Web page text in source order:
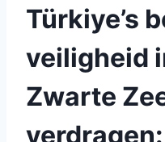
Türkiye’s
veiligheid
Zwarte